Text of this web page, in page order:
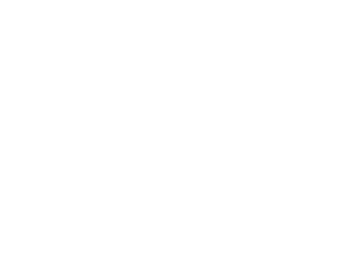
lub przesuwania.